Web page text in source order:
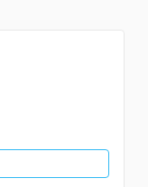
du collectif enfants